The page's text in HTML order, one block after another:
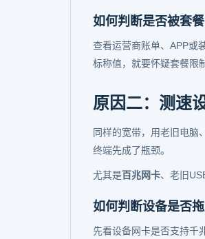
如何判断是否被套
查看运营商账单、APP或
标称值，就要怀疑套餐限
原因二：测速
同样的宽带，用老旧电脑
终端先成了瓶颈。
尤其是百兆网卡、老旧
如何判断设备是否
先看设备网卡是否支持千